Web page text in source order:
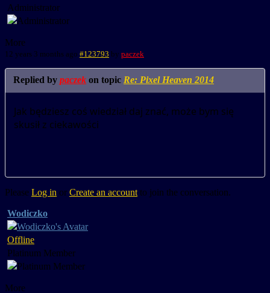
Administrator
More
12 years 3 months ago #123793 by paczek
Replied by paczek on topic Re: Pixel Heaven 2014
Jak będziesz coś wiedział daj znać, może bym się
skusił z ciekawości
Please Log in or Create an account to join the conversation.
Wodiczko
Offline
Platinum Member
More